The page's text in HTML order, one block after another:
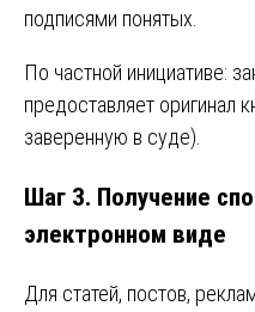
подписями понятых.
По частной инициативе:
предоставляет оригинал
заверенную в суде).
Шаг 3. Получение
электронном виде
Для статей, постов,